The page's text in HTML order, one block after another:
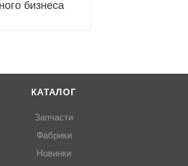
бизнеса
КАТАЛОГ
Запчасти
Фабрики
Новинки